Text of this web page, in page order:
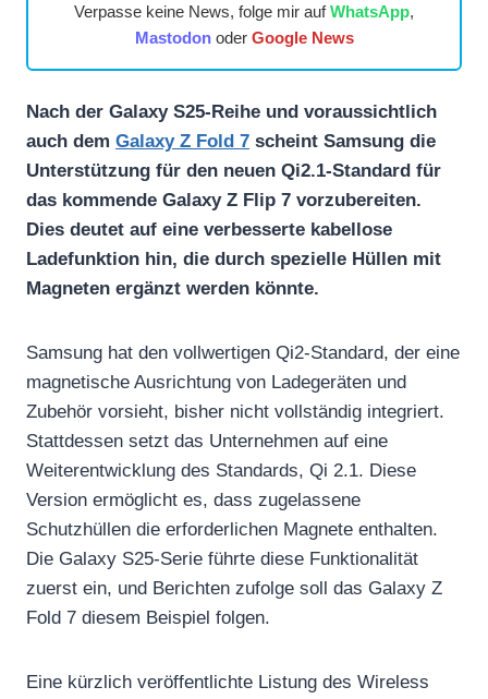
Verpasse keine News, folge mir aufWhatsApp,
Mastodonoder Google News
Nach der Galaxy S25-Reihe und voraussichtlich
auch dem Galaxy Z Fold 7 scheint Samsung die
Unterstützung für den neuen Qi2.1-Standard für
das kommende Galaxy Z Flip 7 vorzubereiten.
Dies deutet auf eine verbesserte kabellose
Ladefunktion hin, die durch spezielle Hüllen mit
Magneten ergänzt werden könnte.
Samsung hat den vollwertigen Qi2-Standard, der eine
magnetische Ausrichtung von Ladegeräten und
Zubehör vorsieht, bisher nicht vollständig integriert.
Stattdessen setzt das Unternehmen auf eine
Weiterentwicklung des Standards, Qi 2.1. Diese
Version ermöglicht es, dass zugelassene
Schutzhüllen die erforderlichen Magnete enthalten.
Die Galaxy S25-Serie führte diese Funktionalität
zuerst ein, und Berichten zufolge soll das Galaxy Z
Fold 7 diesem Beispiel folgen.
Eine kürzlich veröffentlichte Listung des Wireless